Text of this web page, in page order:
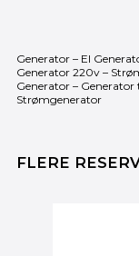
Generator – El
Generator 220v –
Generator – Generator
Strømgenerator
FLERE